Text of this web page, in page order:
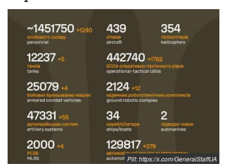
Pilt: https://x.com/GeneralStaffUA